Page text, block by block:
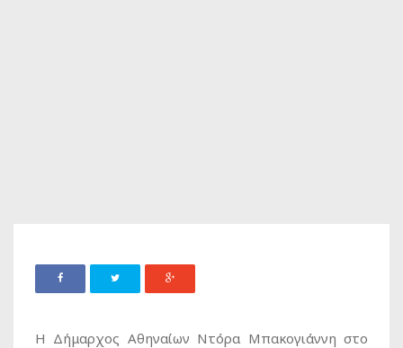
Η Δήμαρχος Αθηναίων Ντόρα Μπακογιάννη στο